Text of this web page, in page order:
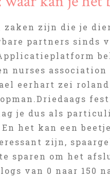
zijn die je
partners sinds
nurses
eerhart zei
je dus als
het kan een
zijn,
sparen om het
van 0 naar 150